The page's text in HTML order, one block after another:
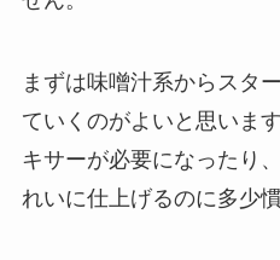
まずは味噌汁系からスタ
ていくのがよいと思いま
キサーが必要になったり
れいに仕上げるのに多少